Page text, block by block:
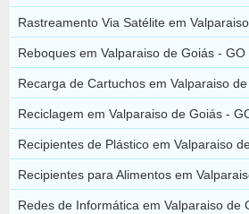
Rastreamento Via Satélite em
Reboques em Valparaiso de Goiás - GO
Recarga de Cartuchos em Valparaiso
Reciclagem em Valparaiso de Goiás -
Recipientes de Plástico em Valparaiso
Recipientes para Alimentos em
Redes de Informática em Valparaiso de